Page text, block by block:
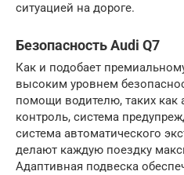
ситуацией на дороге.
Безопасность Audi Q7
Как и подобает
высоким уровнем
помощи водителю, таких как
контроль, система
система автоматического
делают каждую поездку
Адаптивная подвеска